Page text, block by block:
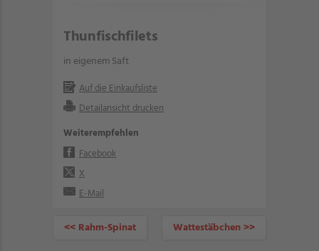
Thunfischfilets
in eigenem Saft
Auf die Einkaufsliste
Detailansicht drucken
Weiterempfehlen
Facebook
X
E-Mail
<< Rahm-Spinat Wattestäbchen >>